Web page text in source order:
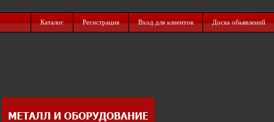
Каталог Регистрация Вход для клиентов Доска обьявлений